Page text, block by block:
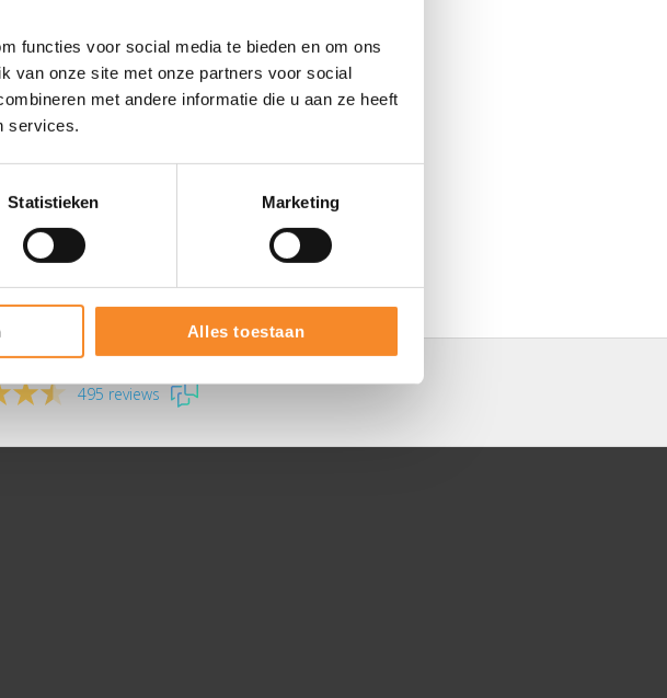
functies voor social media te bieden en om ons
van onze site met onze partners voor social
met andere informatie die u aan ze heeft
services.
Statistieken Marketing
Alles toestaan
495 reviews